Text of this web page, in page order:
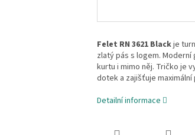
Felet RN 3621 Blackje
zlatý pás s logem.
kurtu i mimo něj. Tričko je
dotek a zajišťuje maximální
Detailní informace